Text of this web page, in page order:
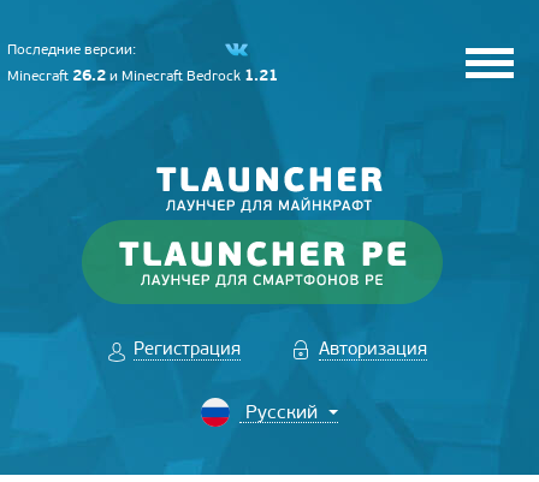
Последние версии:
Minecraft 26.2 и Minecraft Bedrock 1.21
Регистрация Авторизация